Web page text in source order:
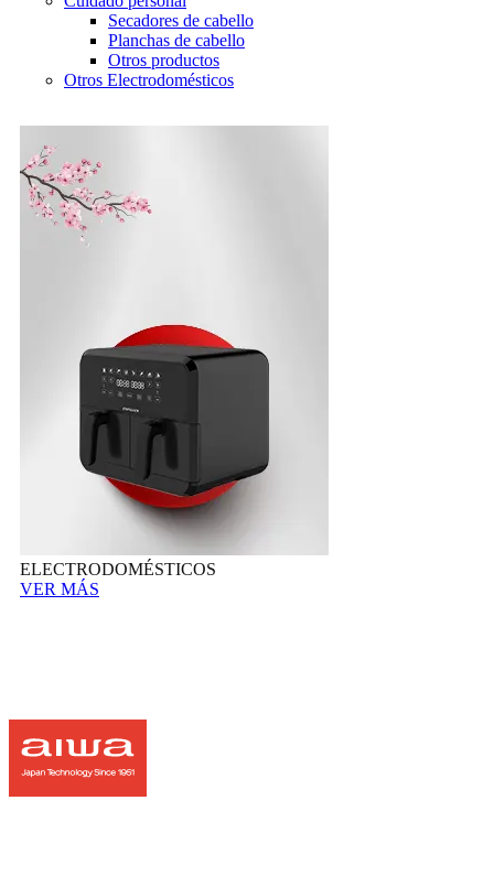
Secadores de cabello
Planchas de cabello
Otros productos
Otros Electrodomésticos
ELECTRODOMÉSTICOS
VER MÁS